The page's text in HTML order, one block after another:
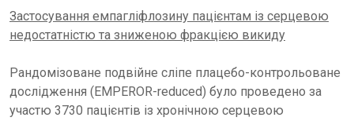
Застосування емпагліфлозину пацієнтам із серцевою
недостатністю та зниженою фракцією викиду
Рандомізоване подвійне сліпе плацебо-контрольоване
дослідження (EMPEROR-reduced) було проведено за
участю 3730 пацієнтів із хронічною серцевою